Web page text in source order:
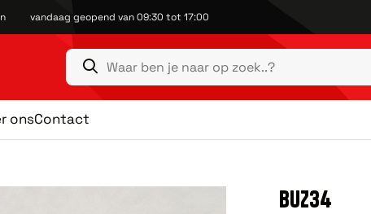
vandaag geopend van 09:30 tot 17:00
onsContact
BUZ34